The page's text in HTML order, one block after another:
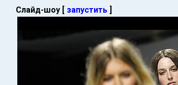
Слайд-шоу [ запустить ]